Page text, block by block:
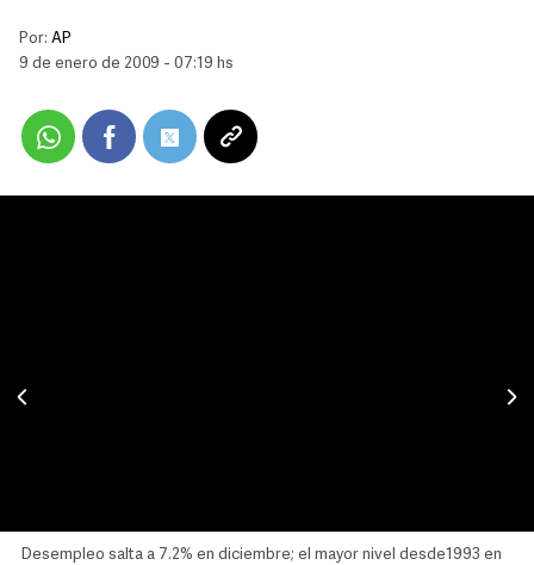
Por: AP
9 de enero de 2009 - 07:19 hs
Desempleo salta a 7.2% en diciembre; el mayor nivel desde1993 en